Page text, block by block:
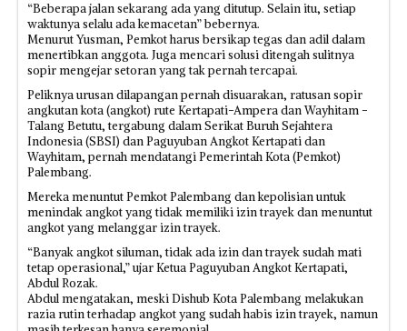
“Beberapa jalan sekarang ada yang ditutup. Selain itu, setiap
waktunya selalu ada kemacetan” bebernya.
Menurut Yusman, Pemkot harus bersikap tegas dan adil dalam
menertibkan anggota. Juga mencari solusi ditengah sulitnya
sopir mengejar setoran yang tak pernah tercapai.
Peliknya urusan dilapangan pernah disuarakan, ratusan sopir
angkutan kota (angkot) rute Kertapati-Ampera dan Wayhitam -
Talang Betutu, tergabung dalam Serikat Buruh Sejahtera
Indonesia (SBSI) dan Paguyuban Angkot Kertapati dan
Wayhitam, pernah mendatangi Pemerintah Kota (Pemkot)
Palembang.
Mereka menuntut Pemkot Palembang dan kepolisian untuk
menindak angkot yang tidak memiliki izin trayek dan menuntut
angkot yang melanggar izin trayek.
“Banyak angkot siluman, tidak ada izin dan trayek sudah mati
tetap operasional,” ujar Ketua Paguyuban Angkot Kertapati,
Abdul Rozak.
Abdul mengatakan, meski Dishub Kota Palembang melakukan
razia rutin terhadap angkot yang sudah habis izin trayek, namun